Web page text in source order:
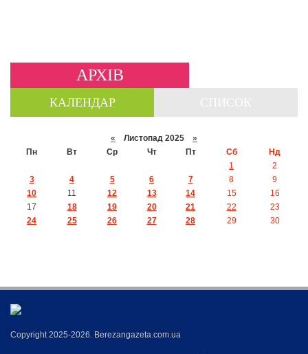
АРХІВ
КАЛЕНДАР
« Листопад 2025 »
Пн
Вт Ср Чт Пт Сб
Нд
1
2
3
4 5 6 7 8
9
10
11 12 13 14 15
16
17
18 19 20 21 22
23
24
25 26 27 28 29 30
Copyright 2025-2026. Berezangazeta.com.ua